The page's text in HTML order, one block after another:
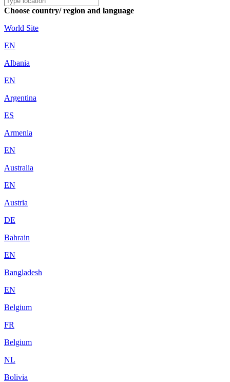
Choose country/ region and language
World Site
EN
Albania
EN
Argentina
ES
Armenia
EN
Australia
EN
Austria
DE
Bahrain
EN
Bangladesh
EN
Belgium
FR
Belgium
NL
Bolivia